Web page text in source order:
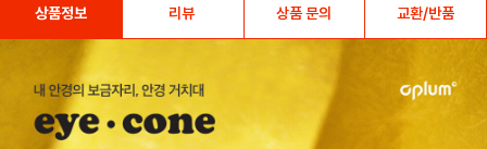
상품정보 리뷰 상품 문의 교환/반품